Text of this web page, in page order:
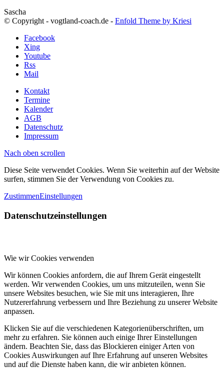
Sascha
© Copyright - vogtland-coach.de - Enfold Theme by Kriesi
Facebook
Xing
Youtube
Rss
Mail
Kontakt
Termine
Kalender
AGB
Datenschutz
Impressum
Nach oben scrollen
Diese Seite verwendet Cookies. Wenn Sie weiterhin auf der Website
surfen, stimmen Sie der Verwendung von Cookies zu.
ZustimmenEinstellungen
Datenschutzeinstellungen
Wie wir Cookies verwenden
Wir können Cookies anfordern, die auf Ihrem Gerät eingestellt
werden. Wir verwenden Cookies, um uns mitzuteilen, wenn Sie
unsere Websites besuchen, wie Sie mit uns interagieren, Ihre
Nutzererfahrung verbessern und Ihre Beziehung zu unserer Website
anpassen.
Klicken Sie auf die verschiedenen Kategorienüberschriften, um
mehr zu erfahren. Sie können auch einige Ihrer Einstellungen
ändern. Beachten Sie, dass das Blockieren einiger Arten von
Cookies Auswirkungen auf Ihre Erfahrung auf unseren Websites
und auf die Dienste haben kann, die wir anbieten können.